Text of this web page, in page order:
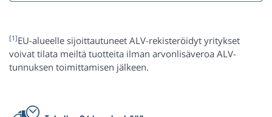
[1]EU-alueelle sijoittautuneet ALV-rekisteröidyt yritykset
voivat tilata meiltä tuotteita ilman arvonlisäveroa ALV-
tunnuksen toimittamisen jälkeen.